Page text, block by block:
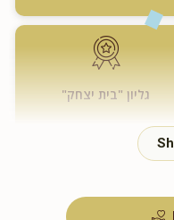
גליון "בית יצחק"